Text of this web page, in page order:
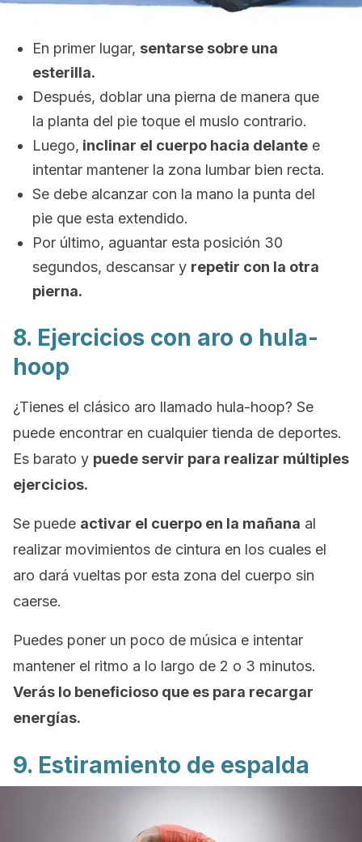
En primer lugar, sentarse sobre una
esterilla.
Después, doblar una pierna de manera que
la planta del pie toque el muslo contrario.
Luego, inclinar el cuerpo hacia delante e
intentar mantener la zona lumbar bien recta.
Se debe alcanzar con la mano la punta del
pie que esta extendido.
Por último, aguantar esta posición 30
segundos, descansar y repetir con la otra
pierna.
8. Ejercicios con aro o hula-
hoop
¿Tienes el clásico aro llamado hula-hoop? Se
puede encontrar en cualquier tienda de deportes.
Es barato y puede servir para realizar múltiples
ejercicios.
Se puede activar el cuerpo en la mañana al
realizar movimientos de cintura en los cuales el
aro dará vueltas por esta zona del cuerpo sin
caerse.
Puedes poner un poco de música e intentar
mantener el ritmo a lo largo de 2 o 3 minutos.
Verás lo beneficioso que es para recargar
energías.
9. Estiramiento de espalda